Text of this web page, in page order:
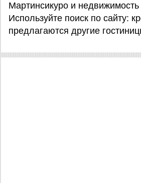
Мартинсикуро и
Используйте поиск по сайту:
предлагаются другие